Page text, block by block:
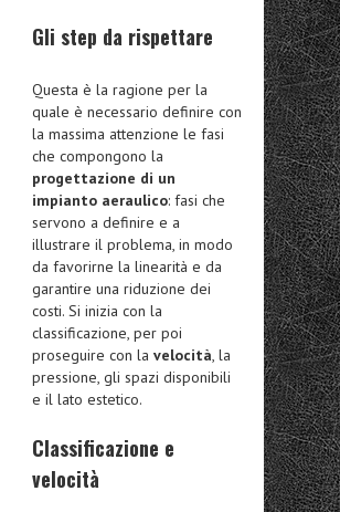
Gli step da rispettare
Questa è la ragione per la
quale è necessario definire con
la massima attenzione le fasi
che compongono la
progettazione di un
impianto aeraulico: fasi che
servono a definire e a
illustrare il problema, in modo
da favorirne la linearità e da
garantire una riduzione dei
costi. Si inizia con la
classificazione, per poi
proseguire con la velocità, la
pressione, gli spazi disponibili
e il lato estetico.
Classificazione e
velocità